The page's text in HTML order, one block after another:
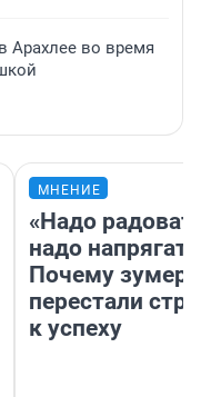
Арахлее во время
МНЕНИЕ
«Надо
надо
Почему
перестали
к успеху